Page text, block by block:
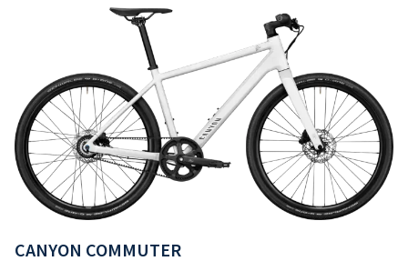
CANYON COMMUTER